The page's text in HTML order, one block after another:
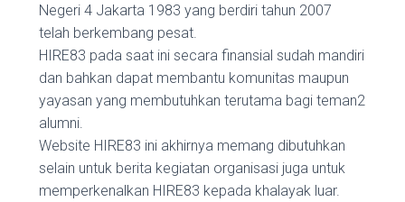
Negeri 4 Jakarta 1983 yang berdiri tahun 2007
telah berkembang pesat.
HIRE83 pada saat ini secara finansial sudah mandiri
dan bahkan dapat membantu komunitas maupun
yayasan yang membutuhkan terutama bagi teman2
alumni.
Website HIRE83 ini akhirnya memang dibutuhkan
selain untuk berita kegiatan organisasi juga untuk
memperkenalkan HIRE83 kepada khalayak luar.